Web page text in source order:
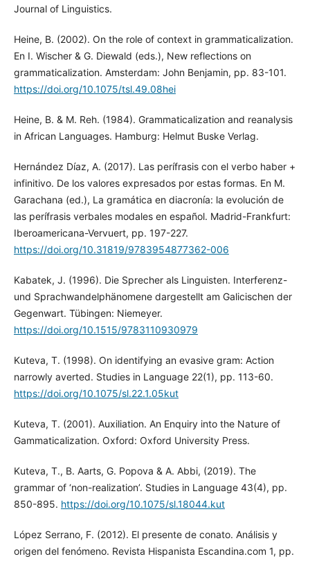
Journal of Linguistics.
Heine, B. (2002). On the role of context in grammaticalization.
En I. Wischer & G. Diewald (eds.), New reflections on
grammaticalization. Amsterdam: John Benjamin, pp. 83-101.
https://doi.org/10.1075/tsl.49.08hei
Heine, B. & M. Reh. (1984). Grammaticalization and reanalysis
in African Languages. Hamburg: Helmut Buske Verlag.
Hernández Díaz, A. (2017). Las perífrasis con el verbo haber +
infinitivo. De los valores expresados por estas formas. En M.
Garachana (ed.), La gramática en diacronía: la evolución de
las perífrasis verbales modales en español. Madrid-Frankfurt:
Iberoamericana-Vervuert, pp. 197-227.
https://doi.org/10.31819/9783954877362-006
Kabatek, J. (1996). Die Sprecher als Linguisten. Interferenz-
und Sprachwandelphänomene dargestellt am Galicischen der
Gegenwart. Tübingen: Niemeyer.
https://doi.org/10.1515/9783110930979
Kuteva, T. (1998). On identifying an evasive gram: Action
narrowly averted. Studies in Language 22(1), pp. 113-60.
https://doi.org/10.1075/sl.22.1.05kut
Kuteva, T. (2001). Auxiliation. An Enquiry into the Nature of
Gammaticalization. Oxford: Oxford University Press.
Kuteva, T., B. Aarts, G. Popova & A. Abbi, (2019). The
grammar of ‘non-realization’. Studies in Language 43(4), pp.
850-895. https://doi.org/10.1075/sl.18044.kut
López Serrano, F. (2012). El presente de conato. Análisis y
origen del fenómeno. Revista Hispanista Escandina.com 1, pp.